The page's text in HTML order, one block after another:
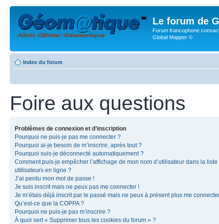
Le forum de
Forum francophone
Global Mapper ©
Index du forum
Foire aux questions
Problèmes de connexion et d’inscription
Pourquoi ne puis-je pas me connecter ?
Pourquoi ai-je besoin de m’inscrire, après tout ?
Pourquoi suis-je déconnecté automatiquement ?
Comment puis-je empêcher l’affichage de mon nom d’utilisateur dans la liste
utilisateurs en ligne ?
J’ai perdu mon mot de passe !
Je suis inscrit mais ne peux pas me connecter !
Je m’étais déjà inscrit par le passé mais ne peux à présent plus me
Qu’est-ce que la COPPA ?
Pourquoi ne puis-je pas m’inscrire ?
À quoi sert « Supprimer tous les cookies du forum » ?